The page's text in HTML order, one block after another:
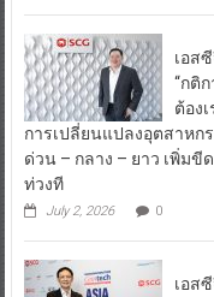
เอส
“กติ
ต้อง
การเปลี่ยนแปลงอุตสาหก
ด่วน – กลาง – ยาว เพิ่ม
ท่วงที
July 2, 2026 0
เอส